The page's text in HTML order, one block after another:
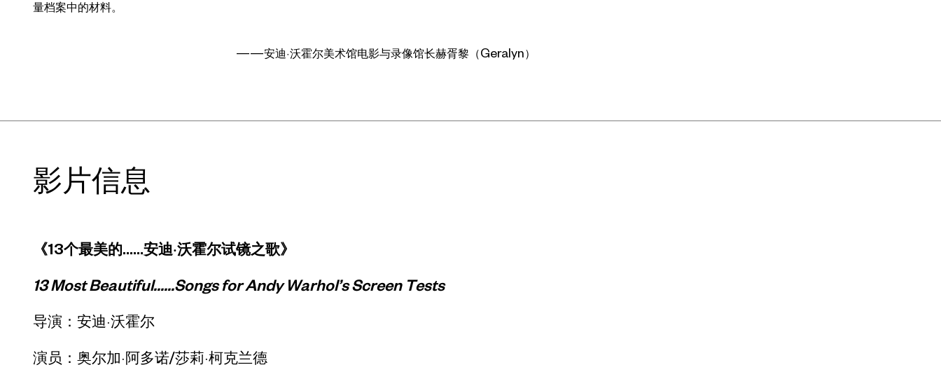
量档案中的材料。
——安迪·沃霍尔美术馆电影与录像馆长赫胥黎（Geralyn）
影片信息
《13个最美的……安迪·沃霍尔试镜之歌》
13 Most Beautiful……Songs for Andy Warhol’s Screen Tests
导演：安迪·沃霍尔
演员：奥尔加·阿多诺/莎莉·柯克兰德